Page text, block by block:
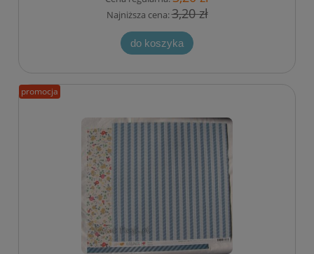
Najniższa cena:3,20 zł
do koszyka
promocja